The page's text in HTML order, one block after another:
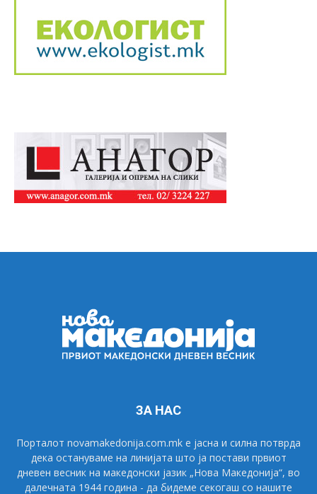
ЗА НАС
Порталот novamakedonija.com.mk е јасна и силна потврда
дека остануваме на линијата што ја постави првиот
дневен весник на македонски јазик „Нова Македонија“, во
далечната 1944 година - да бидеме секогаш со нашите